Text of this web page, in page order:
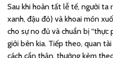
Sau khi hoàn tất lễ tế, người ta
xanh, đậu đỏ) và khoai môn
cho sự no đủ và chuẩn bị “thực
giới bên kia. Tiếp theo, quan
cách cẩn thận, thường kèm